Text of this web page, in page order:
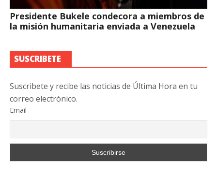
Presidente Bukele condecora a miembros de
la misión humanitaria enviada a Venezuela
SUSCRIBETE
Suscribete y recibe las noticias de Última Hora en tu
correo electrónico.
Email